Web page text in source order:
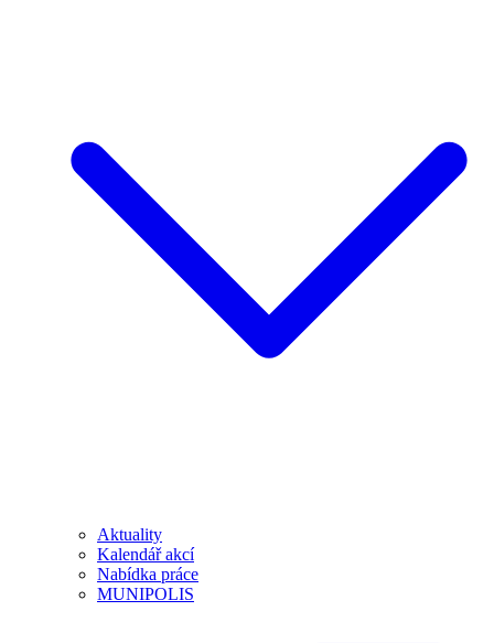
Aktuality
Kalendář akcí
Nabídka práce
MUNIPOLIS